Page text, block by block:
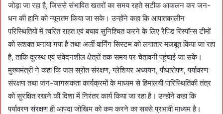
जोड़ा जा रहा है, जिससे संभावित खतरों का समय रहते सटीक आकलन कर जन-
धन की हानि को न्यूनतम किया जा सके। उन्होंने कहा कि आपातकालीन
परिस्थितियों में त्वरित राहत एवं बचाव सुनिश्चित करने के लिए रैपिड रिस्पॉन्स टीमों
को सशक्त बनाया गया है तथा अर्ली वार्निंग सिस्टम को लगातार मजबूत किया जा रहा
है, ताकि दूरस्थ एवं संवेदनशील क्षेत्रों तक समय पर चेतावनी पहुंचाई जा सके।
मुख्यमंत्री ने कहा कि जल स्रोत संरक्षण, ग्लेशियर अध्ययन, पौधारोपण, पर्यावरण
संरक्षण तथा जन-जागरूकता कार्यक्रमों के माध्यम से हिमालयी पारिस्थितिकी तंत्र
को सुरक्षित रखने की दिशा में निरंतर कार्य किया जा रहा है। उन्होंने कहा कि
पर्यावरण संरक्षण ही आपदा जोखिम को कम करने का सबसे प्रभावी माध्यम है।